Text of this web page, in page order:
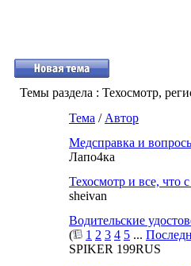
Темы раздела : Техосмотр,
Тема / Автор
Медсправка и
Лапо4ка
Техосмотр и все, что
sheivan
Водительские
(
1 2 3 4 5 ...
SPIKER 199RUS